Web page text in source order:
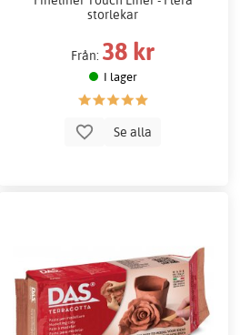
storlekar
Från: 38 kr
I lager
Se alla